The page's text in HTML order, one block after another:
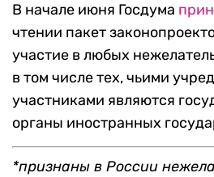
В начале июня Госдума
чтении пакет
участие в любых
в том числе тех, чьими
участниками являются
органы иностранных
*признаны в России